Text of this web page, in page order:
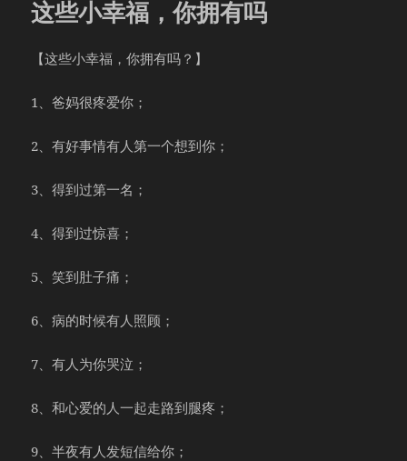
这些小幸福，你拥有吗
【这些小幸福，你拥有吗？】
1、爸妈很疼爱你；
2、有好事情有人第一个想到你；
3、得到过第一名；
4、得到过惊喜；
5、笑到肚子痛；
6、病的时候有人照顾；
7、有人为你哭泣；
8、和心爱的人一起走路到腿疼；
9、半夜有人发短信给你；